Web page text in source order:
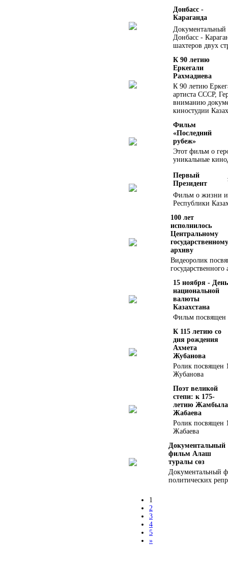
Донбасс -
Караганда
Документальный
Донбасс -
шахтеров двух
К 90 летию
Еркегали
Рахмадиева
К 90 летию
артиста СССР,
вниманию
киностудии
Фильм
«Последний
рубеж»
Этот фильм о
уникальные
Первый
Президент
Фильм о жизни и
Республики
100 лет
исполнилось
Центральному
государственному
архиву
Видеоролик
15 ноября - День
национальной
валюты
Казахстана
Фильм посвящен
К 115 летию со
дня рождения
Ахмета
Жубанова
Ролик посвящен
Жубанова
Поэт великой
степи: к 175-
летию Жамбыла
Жабаева
Ролик посвящен
Жабаева
Документальный
фильм Алаш
туралы сөз
Документальный
политических
1
2
3
4
5
»